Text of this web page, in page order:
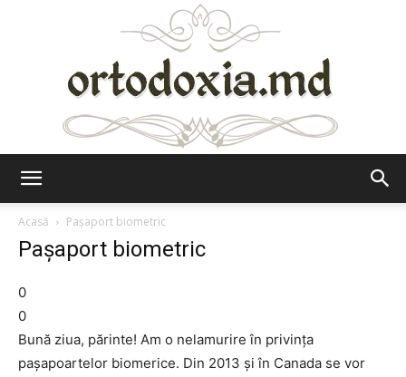
Acasă
Paşaport biometric
Paşaport biometric
0
0
Bună ziua, părinte! Am o nelamurire în privinţa
paşapoartelor biomerice. Din 2013 şi în Canada se vor